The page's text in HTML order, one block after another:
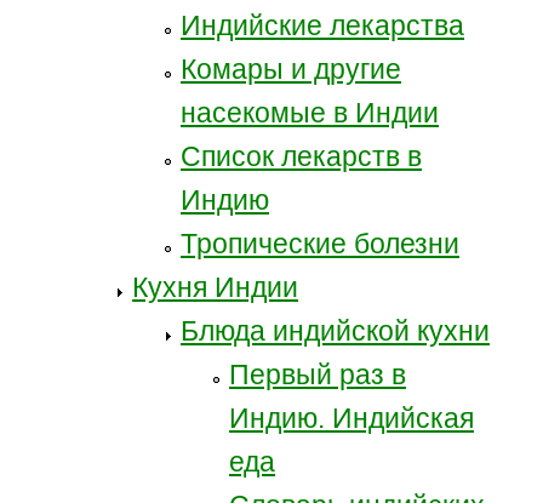
Индийские лекарства
Комары и другие
насекомые в Индии
Список лекарств в
Индию
Тропические болезни
Кухня Индии
Блюда индийской кухни
Первый раз в
Индию. Индийская
еда